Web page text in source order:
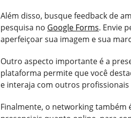
Além disso, busque feedback de
pesquisa no Google Forms. Envie
aperfeiçoar sua imagem e sua
Outro aspecto importante é a
plataforma permite que você
e interaja com outros
Finalmente, o networking também